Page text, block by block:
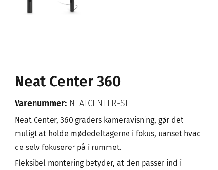
Neat Center 360
Varenummer: NEATCENTER-SE
Neat Center, 360 graders kameravisning, gør det
muligt at holde mødedeltagerne i fokus, uanset hvad
de selv fokuserer på i rummet.
Fleksibel montering betyder, at den passer ind i